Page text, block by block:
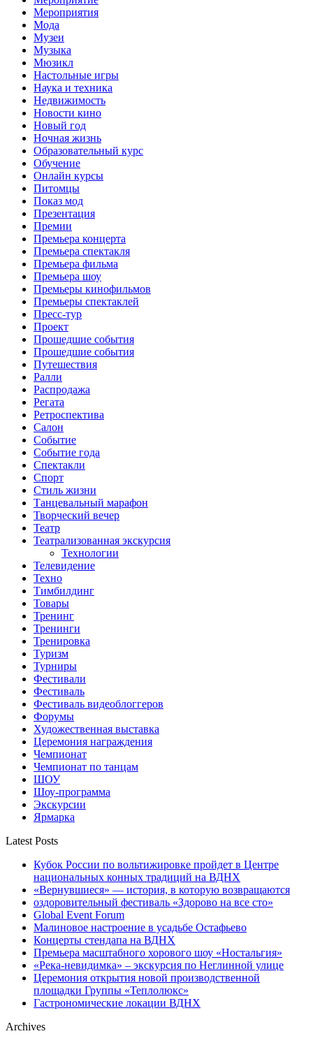
Мероприятия
Мода
Музеи
Музыка
Мюзикл
Настольные игры
Наука и техника
Недвижимость
Новости кино
Новый год
Ночная жизнь
Образовательный курс
Обучение
Онлайн курсы
Питомцы
Показ мод
Презентация
Премии
Премьера концерта
Премьера спектакля
Премьера фильма
Премьера шоу
Премьеры кинофильмов
Премьеры спектаклей
Пресс-тур
Проект
Прошедшие события
Прошедшие события
Путешествия
Ралли
Распродажа
Регата
Ретроспектива
Салон
Событие
Событие года
Спектакли
Спорт
Стиль жизни
Танцевальный марафон
Творческий вечер
Театр
Театрализованная экскурсия
Технологии
Телевидение
Техно
Тимбилдинг
Товары
Тренинг
Тренинги
Тренировка
Туризм
Турниры
Фестивали
Фестиваль
Фестиваль видеоблоггеров
Форумы
Художественная выставка
Церемония награждения
Чемпионат
Чемпионат по танцам
ШОУ
Шоу-программа
Экскурсии
Ярмарка
Latest Posts
Кубок России по вольтижировке пройдет в Центре
национальных конных традиций на ВДНХ
«Вернувшиеся» — история, в которую возвращаются
оздоровительный фестиваль «Здорово на все сто»
Global Event Forum
Малиновое настроение в усадьбе Остафьево
Концерты стендапа на ВДНХ
Премьера масштабного хорового шоу «Ностальгия»
«Река-невидимка» – экскурсия по Неглинной улице
Церемония открытия новой производственной
площадки Группы «Теплолюкс»
Гастрономические локации ВДНХ
Archives